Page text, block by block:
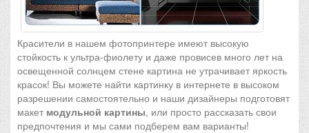
Красители в нашем фотопринтере имеют высокую
стойкость к ультра-фиолету и даже провисев много лет на
освещенной солнцем стене картина не утрачивает яркость
красок! Вы можете найти картинку в интернете в высоком
разрешении самостоятельно и наши дизайнеры подготовят
макет модульной картины, или просто рассказать свои
предпочтения и мы сами подберем вам варианты!